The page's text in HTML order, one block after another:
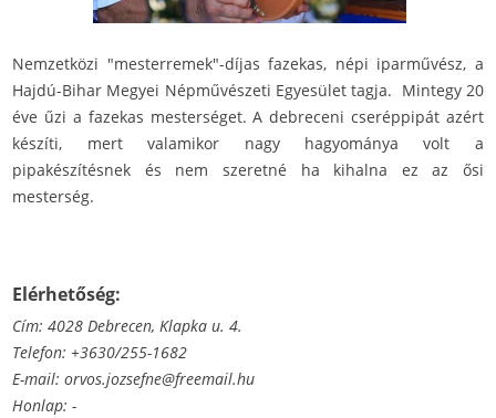
Nemzetközi "mesterremek"-díjas fazekas, népi iparművész, a
Hajdú-Bihar Megyei Népművészeti Egyesület tagja. Mintegy 20
éve űzi a fazekas mesterséget. A debreceni cseréppipát azért
készíti, mert valamikor nagy hagyománya volt a
pipakészítésnek és nem szeretné ha kihalna ez az ősi
mesterség.
Elérhetőség:
Cím: 4028 Debrecen, Klapka u. 4.
Telefon: +3630/255-1682
E-mail:orvos.jozsefne@freemail.hu
Honlap: -